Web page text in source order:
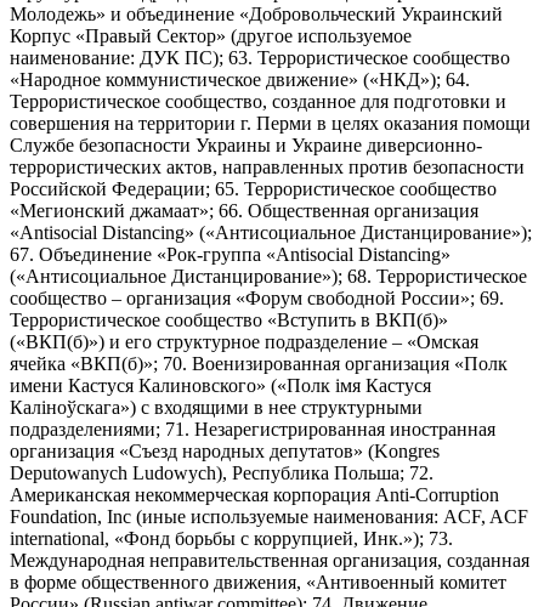
Молодежь» и объединение «Добровольческий Украинский
Корпус «Правый Сектор» (другое используемое
наименование: ДУК ПС); 63. Террористическое сообщество
«Народное коммунистическое движение» («НКД»); 64.
Террористическое сообщество, созданное для подготовки и
совершения на территории г. Перми в целях оказания помощи
Службе безопасности Украины и Украине диверсионно-
террористических актов, направленных против безопасности
Российской Федерации; 65. Террористическое сообщество
«Мегионский джамаат»; 66. Общественная организация
«Antisocial Distancing» («Антисоциальное Дистанцирование»);
67. Объединение «Рок-группа «Antisocial Distancing»
(«Антисоциальное Дистанцирование»); 68. Террористическое
сообщество – организация «Форум свободной России»; 69.
Террористическое сообщество «Вступить в ВКП(б)»
(«ВКП(б)») и его структурное подразделение – «Омская
ячейка «ВКП(б)»; 70. Военизированная организация «Полк
имени Кастуся Калиновского» («Полк iмя Кастуся
Калiноўскага») с входящими в нее структурными
подразделениями; 71. Незарегистрированная иностранная
организация «Съезд народных депутатов» (Kongres
Deputowanych Ludowych), Республика Польша; 72.
Американская некоммерческая корпорация Anti-Corruption
Foundation, Inc (иные используемые наименования: ACF, ACF
international, «Фонд борьбы с коррупцией, Инк.»); 73.
Международная неправительственная организация, созданная
в форме общественного движения, «Антивоенный комитет